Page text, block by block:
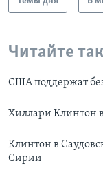
Читайте
США поддержат
Хиллари Клинтон
Клинтон в
Сирии